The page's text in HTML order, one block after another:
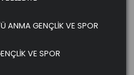
ANMA GENÇLİK VE SPOR
VE SPOR